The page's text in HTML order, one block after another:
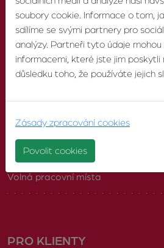
O AGENTUŘE
O nás
Náš tým
Volná pracovní místa
PRO KLIENTY
soubory cookie. Informace o tom,
sdílíme se svými partnery pro
analýzy. Partneři tyto údaje
informacemi, které jste jim poskytli
důsledku toho, že používáte jejich
Zásady zpracování cookies
Povolit cookies